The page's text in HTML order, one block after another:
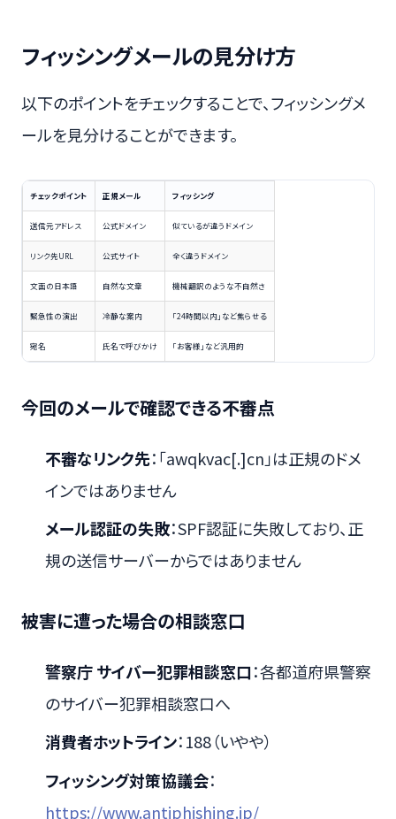
フィッシングメールの見分け方
以下のポイントをチェックすることで、フィッシングメ
ールを見分けることができます。
チェックポイント 正規メール フィッシング
送信元アドレス 公式ドメイン 似ているが違うドメイン
リンク先URL 公式サイト 全く違うドメイン
文面の日本語 自然な文章 機械翻訳のような不自然さ
緊急性の演出 冷静な案内 「24時間以内」など焦らせる
宛名 氏名で呼びかけ 「お客様」など汎用的
今回のメールで確認できる不審点
不審なリンク先：「awqkvac[.]cn」は正規のドメ
インではありません
メール認証の失敗：SPF認証に失敗しており、正
規の送信サーバーからではありません
被害に遭った場合の相談窓口
警察庁 サイバー犯罪相談窓口：各都道府県警察
のサイバー犯罪相談窓口へ
消費者ホットライン：188（いやや）
フィッシング対策協議会：
https://www.antiphishing.jp/